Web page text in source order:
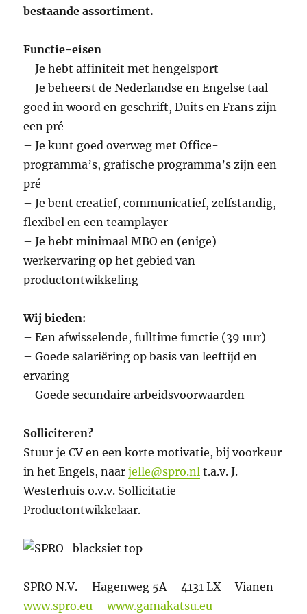
bestaande assortiment.
Functie-eisen
– Je hebt affiniteit met hengelsport
– Je beheerst de Nederlandse en Engelse taal
goed in woord en geschrift, Duits en Frans zijn
een pré
– Je kunt goed overweg met Office-
programma’s, grafische programma’s zijn een
pré
– Je bent creatief, communicatief, zelfstandig,
flexibel en een teamplayer
– Je hebt minimaal MBO en (enige)
werkervaring op het gebied van
productontwikkeling
Wij bieden:
– Een afwisselende, fulltime functie (39 uur)
– Goede salariëring op basis van leeftijd en
ervaring
– Goede secundaire arbeidsvoorwaarden
Solliciteren?
Stuur je CV en een korte motivatie, bij voorkeur
in het Engels, naarjelle@spro.nl t.a.v. J.
Westerhuis o.v.v. Sollicitatie
Productontwikkelaar.
SPRO N.V. – Hagenweg 5A – 4131 LX – Vianen
www.spro.eu –www.gamakatsu.eu –